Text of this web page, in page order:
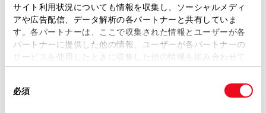
サイト利用状況についても情報を収集し、ソーシャルメディ
アや広告配信、データ解析の各パートナーと共有していま
す。各パートナーは、ここで収集された情報とユーザーが各
パートナーに提供した他の情報、ユーザーが各パートナーの
サービスを使用したときに収集した他の情報を組み合わせて
使用することがあります。当ウェブサイトの使用を続行する
必須
年式 2024年(R6年) 走行 7,000km
なし 車検 2027年 2月
整備 定期点検整備付 保証 ロングラン保証付